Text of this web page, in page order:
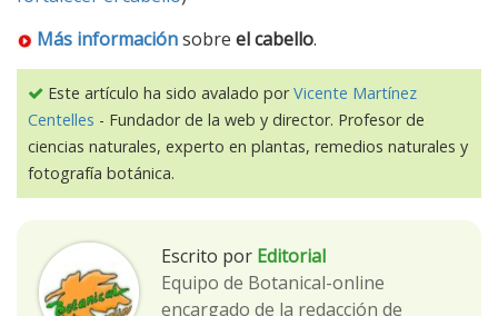
Más informaciónsobre el cabello.
Este artículo ha sido avalado porVicente Martínez
Centelles - Fundador de la web y director. Profesor de
ciencias naturales, experto en plantas, remedios naturales y
fotografía botánica.
Escrito por Editorial
Equipo de Botanical-online
encargado de la redacción de